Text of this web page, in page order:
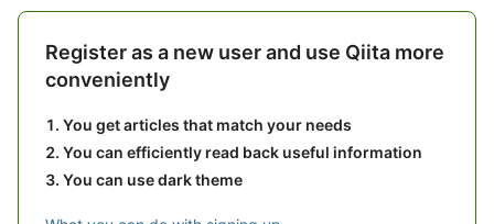
Register as a new user and use Qiita more
conveniently
You get articles that match your needs
You can efficiently read back useful information
You can use dark theme